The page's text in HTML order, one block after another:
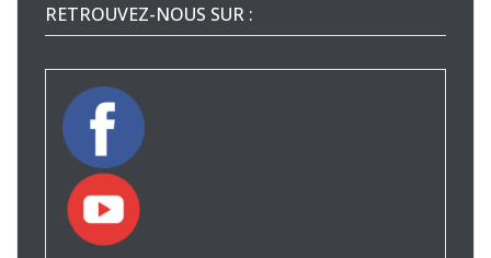
RETROUVEZ-NOUS SUR :